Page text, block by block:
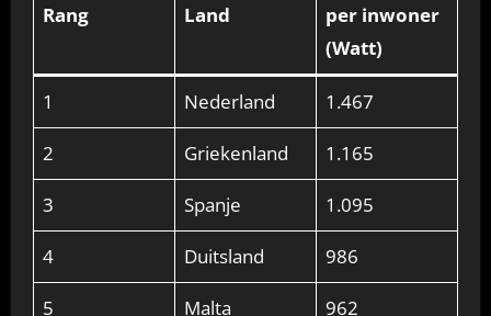
Rang Land
per inwoner
(Watt)
1 Nederland 1.467
2 Griekenland 1.165
3 Spanje 1.095
4 Duitsland 986
5 Malta 962